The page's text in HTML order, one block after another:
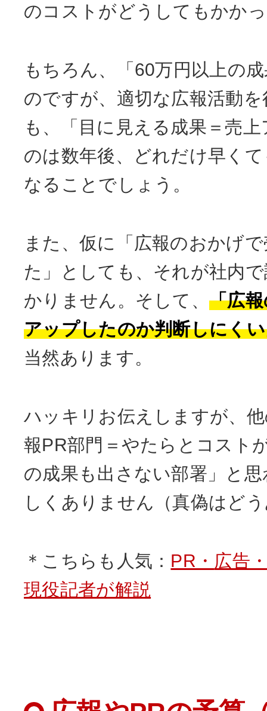
のコストがどうしてもかか
もちろん、「60万円以上の
のですが、適切な広報活動
も、「目に見える成果＝売
のは数年後、どれだけ早く
なることでしょう。
また、仮に「広報のおかげ
た」としても、それが社内
かりません。そして、 「広
アップしたのか判断しにく
当然あります。
ハッキリお伝えしますが、
報PR部門＝やたらとコスト
の成果も出さない部署」と
しくありません（真偽はど
＊こちらも人気： PR・ 広告
現役記者が解説